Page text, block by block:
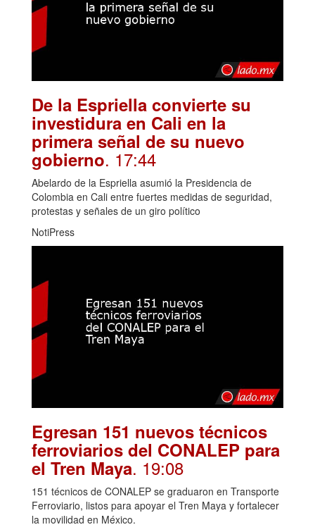
De la Espriella convierte su
investidura en Cali en la
primera señal de su nuevo
gobierno. 17:44
Abelardo de la Espriella asumió la Presidencia de
Colombia en Cali entre fuertes medidas de seguridad,
protestas y señales de un giro político
NotiPress
Egresan 151 nuevos técnicos
ferroviarios del CONALEP para
el Tren Maya. 19:08
151 técnicos de CONALEP se graduaron en Transporte
Ferroviario, listos para apoyar el Tren Maya y fortalecer
la movilidad en México.